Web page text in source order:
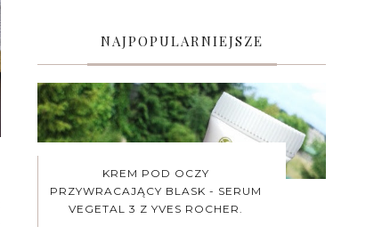
NAJPOPULARNIEJSZE
KREM POD OCZY
PRZYWRACAJĄCY BLASK - SERUM
VEGETAL 3 Z YVES ROCHER.